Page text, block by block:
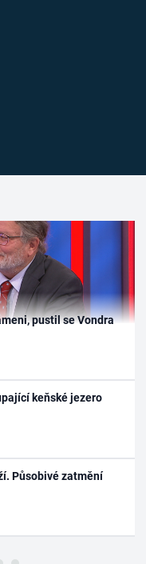
pustil se Vondra
keňské jezero
Působivé zatmění